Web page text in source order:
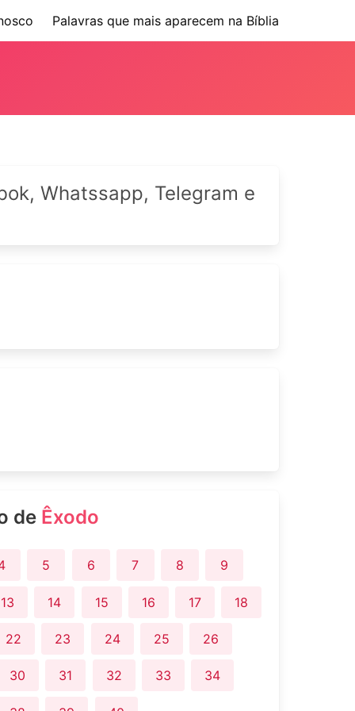
Palavras que mais aparecem na Bíblia
Whatssapp, Telegram e
de Êxodo
5 6 7 8 9
13 14 15 16 17 18
22 23 24 25 26
30 31 32 33 34